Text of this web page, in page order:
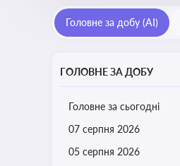
Головне за добу (AI)
ГОЛОВНЕ ЗА ДОБУ
Головне за сьогодні
07 серпня 2026
05 серпня 2026